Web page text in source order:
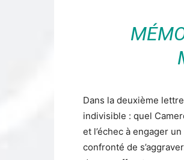
Dans la deuxième
indivisible : quel
et l’échec à engager
confronté de